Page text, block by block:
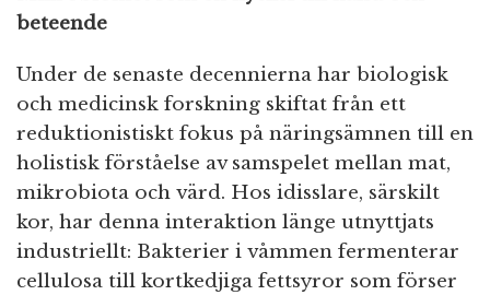
beteende
Under de senaste decennierna har biologisk
och medicinsk forskning skiftat från ett
reduktionistiskt fokus på näringsämnen till en
holistisk förståelse av samspelet mellan mat,
mikrobiota och värd. Hos idisslare, särskilt
kor, har denna interaktion länge utnyttjats
industriellt: Bakterier i våmmen fermenterar
cellulosa till kortkedjiga fettsyror som förser